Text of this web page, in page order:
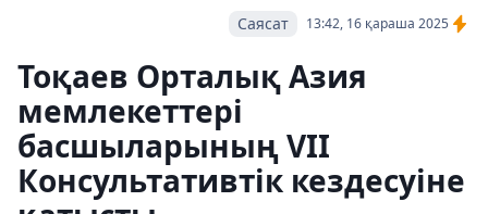
13:42, 16 қараша 2025
Саясат
Тоқаев Орталық Азия
мемлекеттері
басшыларының VII
Консультативтік кездесуіне